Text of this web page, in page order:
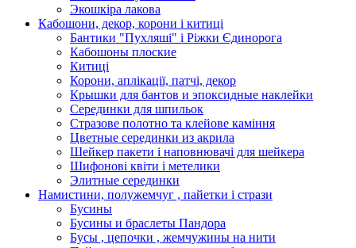
Экошкiра лакова
Кабошони, декор, корони і китиці
Бантики "Пухляші" і Ріжки Єдинорога
Кабошоны плоские
Китиці
Корони, аплікації, патчі, декор
Крышки для бантов и эпоксидные наклейки
Серединки для шпильок
Стразове полотно та клейове каміння
Цветные серединки из акрила
Шейкер пакети і наповнювачі для шейкера
Шифонові квіти і метелики
Элитные серединки
Намистини, полужемчуг , пайетки і стрази
Бусины
Бусины и браслеты Пандора
Бусы , цепочки , жемчужины на нити